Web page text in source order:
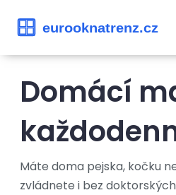
Domácí
Máte doma pejska, kočku
zvládnete i bez